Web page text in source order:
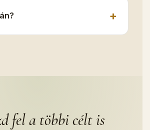
fel a többi célt is